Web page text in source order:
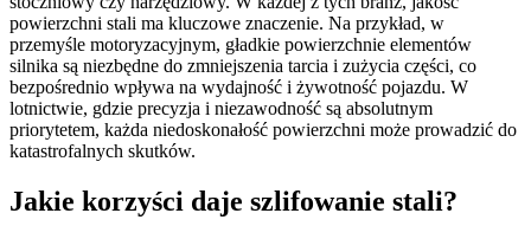
powierzchni stali ma kluczowe znaczenie. Na przykład, w
przemyśle motoryzacyjnym, gładkie powierzchnie elementów
silnika są niezbędne do zmniejszenia tarcia i zużycia części, co
bezpośrednio wpływa na wydajność i żywotność pojazdu. W
lotnictwie, gdzie precyzja i niezawodność są absolutnym
priorytetem, każda niedoskonałość powierzchni może prowadzić do
katastrofalnych skutków.
Jakie korzyści daje szlifowanie stali?